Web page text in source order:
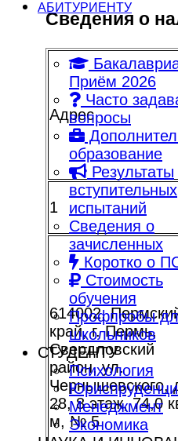
АБИТУРИЕНТУ
Приём 2026
Часто
вопросы
образование
Результаты
вступительных
испытаний
Сведения о
зачисленных
Коротко о
Стоимость
обучения
Профпробы
школьников
СТУДЕНТУ
Психология
Менеджмент
Экономика
Сведения о
Адрес
1
614002,
край, г. Пермь,
Свердловский
район, ул.
Чернышевского,
28, 8 этаж, 74,0
м, № 5